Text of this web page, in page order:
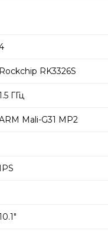
Rockchip RK3326S
ГГц
Mali-G31 MP2
IPS